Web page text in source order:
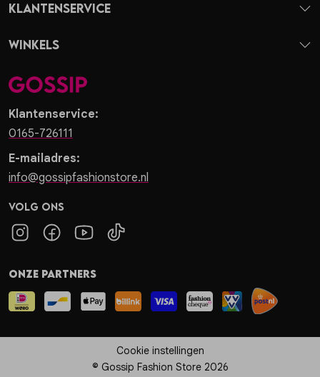
Klantenservice:
0165-726111
E-mailadres:
info@gossipfashionstore.nl
Volg ons
Klantenservice
Winkels
Onze partners
Cookie instellingen
© Gossip Fashion Store 2026